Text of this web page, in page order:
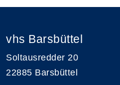
vhs Barsbüttel
Soltausredder 20
22885 Barsbüttel